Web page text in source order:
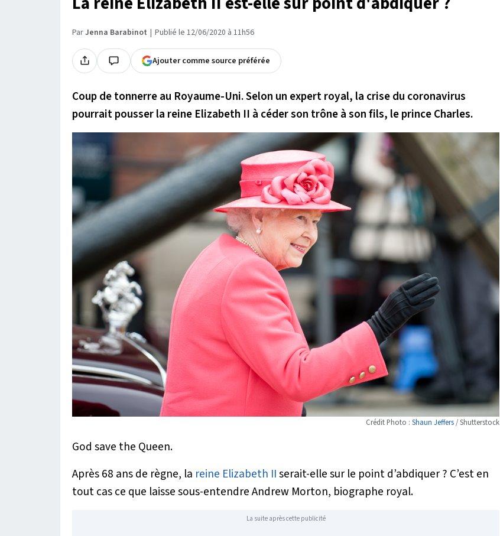
ParJenna Barabinot Publié le 12/06/2020 à 11h56
Ajouter comme source préférée
Coup de tonnerre au Royaume-Uni. Selon un expert royal, la crise du coronavirus
pourrait pousser la reine Elizabeth II à céder son trône à son fils, le prince Charles.
Crédit Photo :Shaun Jeffers/ Shutterstock
God save the Queen.
Après 68 ans de règne, la reine Elizabeth IIserait-elle sur le point d’abdiquer ? C’est en
tout cas ce que laisse sous-entendre Andrew Morton, biographe royal.
La suite après cette publicité